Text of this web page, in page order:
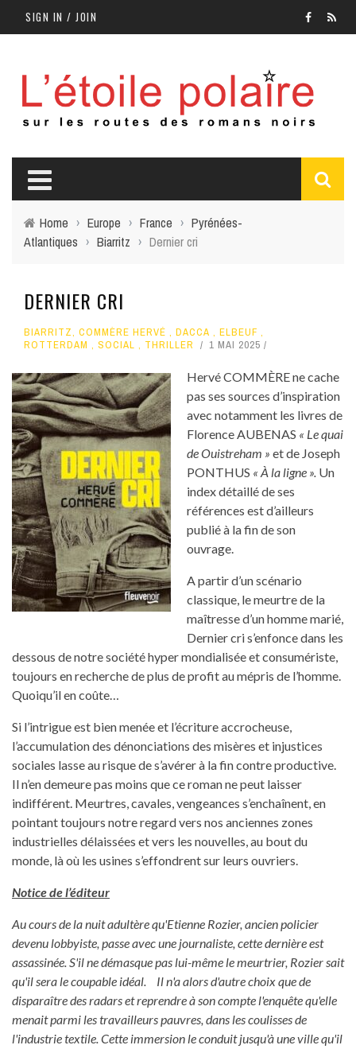
SIGN IN / JOIN
Home › Europe › France › Pyrénées-
Atlantiques › Biarritz › Dernier cri
DERNIER CRI
BIARRITZ, COMMÈRE HERVÉ , DACCA , ELBEUF ,
ROTTERDAM , SOCIAL , THRILLER 1 MAI 2025
Hervé COMMÈRE ne cache
pas ses sources d’inspiration
avec notamment les livres de
Florence AUBENAS « Le quai
de Ouistreham » et de Joseph
PONTHUS « À la ligne ». Un
index détaillé de ses
références est d’ailleurs
publié à la fin de son
ouvrage.
A partir d’un scénario
classique, le meurtre de la
maîtresse d’un homme marié,
Dernier cri s’enfonce dans les
dessous de notre société hyper mondialisée et consumériste,
toujours en recherche de plus de profit au mépris de l’homme.
Quoiqu’il en coûte…
Si l’intrigue est bien menée et l’écriture accrocheuse,
l’accumulation des dénonciations des misères et injustices
sociales lasse au risque de s’avérer à la fin contre productive.
Il n’en demeure pas moins que ce roman ne peut laisser
indifférent. Meurtres, cavales, vengeances s’enchaînent, en
pointant toujours notre regard vers nos anciennes zones
industrielles délaissées et vers les nouvelles, au bout du
monde, là où les usines s’effondrent sur leurs ouvriers.
Notice de l’éditeur
Au cours de la nuit adultère qu'Etienne Rozier, ancien policier
devenu lobbyiste, passe avec une journaliste, cette dernière est
assassinée. S'il ne démasque pas lui-même le meurtrier, Rozier sait
qu'il sera le coupable idéal. Il n'a alors d'autre choix que de
disparaître des radars et reprendre à son compte l'enquête qu'elle
menait parmi les travailleurs pauvres, dans les coulisses de
l'industrie textile. Cette immersion le conduit jusqu'à une ville qu'il